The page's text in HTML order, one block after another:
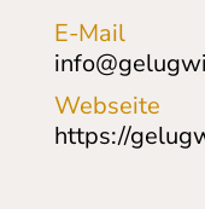
E-Mail
Webseite
https://